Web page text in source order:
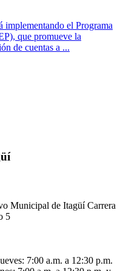
implementando el Programa
que promueve la
de cuentas a ...
Municipal de Itagüí Carrera
5
7:00 a.m. a 12:30 p.m.